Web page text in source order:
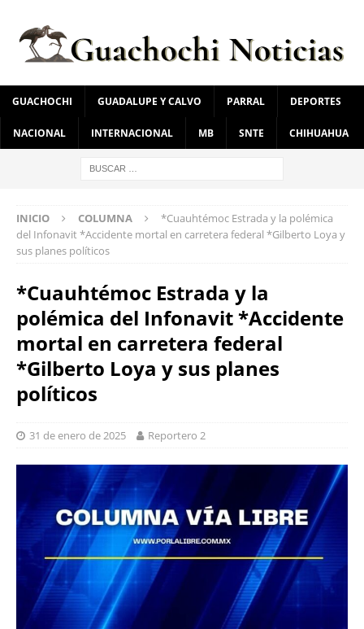
GUACHOCHI GUADALUPE Y CALVO PARRAL DEPORTES
NACIONAL INTERNACIONAL MB SNTE CHIHUAHUA
INICIO COLUMNA
*Cuauhtémoc Estrada y la polémica
del Infonavit *Accidente mortal en carretera federal *Gilberto Loya y
sus planes políticos
*Cuauhtémoc Estrada y la
polémica del Infonavit *Accidente
mortal en carretera federal
*Gilberto Loya y sus planes
políticos
31 de enero de 2025 Reportero 2